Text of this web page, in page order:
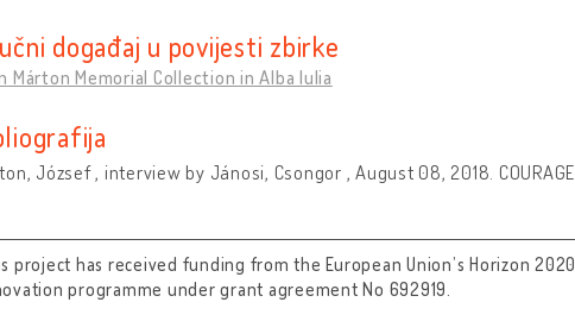
događaj u povijesti zbirke
Márton Memorial Collection in Alba Iulia
József , interview by Jánosi, Csongor , August 08, 2018.
project has received funding from the European Union’s Horizon
programme under grant agreement No 692919.